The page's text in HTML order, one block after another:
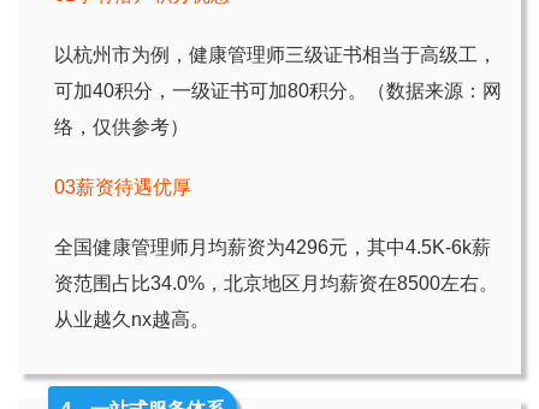
以杭州市为例，健康管理师三级证书相当于高级工，
可加40积分，一级证书可加80积分。（数据来源：网
络，仅供参考）
03薪资待遇优厚
全国健康管理师月均薪资为4296元，其中4.5K-6k薪
资范围占比34.0%，北京地区月均薪资在8500左右。
从业越久nx越高。